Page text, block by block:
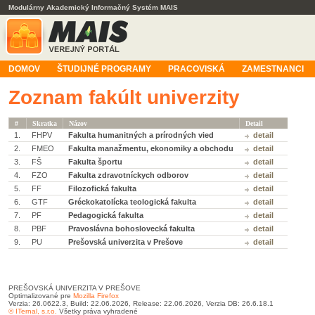
Modulárny Akademický Informačný Systém MAIS
DOMOV ŠTUDIJNÉ PROGRAMY PRACOVISKÁ ZAMESTNANCI
Zoznam fakúlt univerzity
# Skratka Názov Detail
1. FHPV Fakulta humanitných a prírodných vied
detail
2.
FMEO Fakulta manažmentu, ekonomiky a obchodu
detail
3.
FŠ Fakulta športu
detail
4.
FZO Fakulta zdravotníckych odborov
detail
5.
FF Filozofická fakulta
detail
6.
GTF Gréckokatolícka teologická fakulta
detail
7.
PF Pedagogická fakulta
detail
8.
PBF Pravoslávna bohoslovecká fakulta
detail
9.
PU Prešovská univerzita v Prešove detail
PREŠOVSKÁ UNIVERZITA V PREŠOVE
Optimalizované pre Mozilla Firefox
Verzia: 26.0622.3, Build: 22.06.2026, Release: 22.06.2026, Verzia DB: 26.6.18.1
© ITernal, s.r.o. Všetky práva vyhradené